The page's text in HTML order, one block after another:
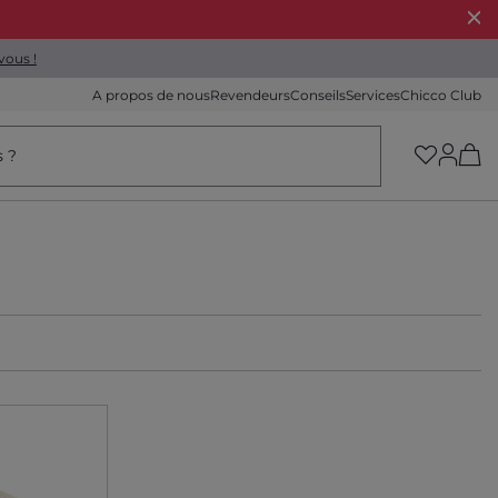
!
A propos de nousRevendeursConseilsServicesChicco Club
?